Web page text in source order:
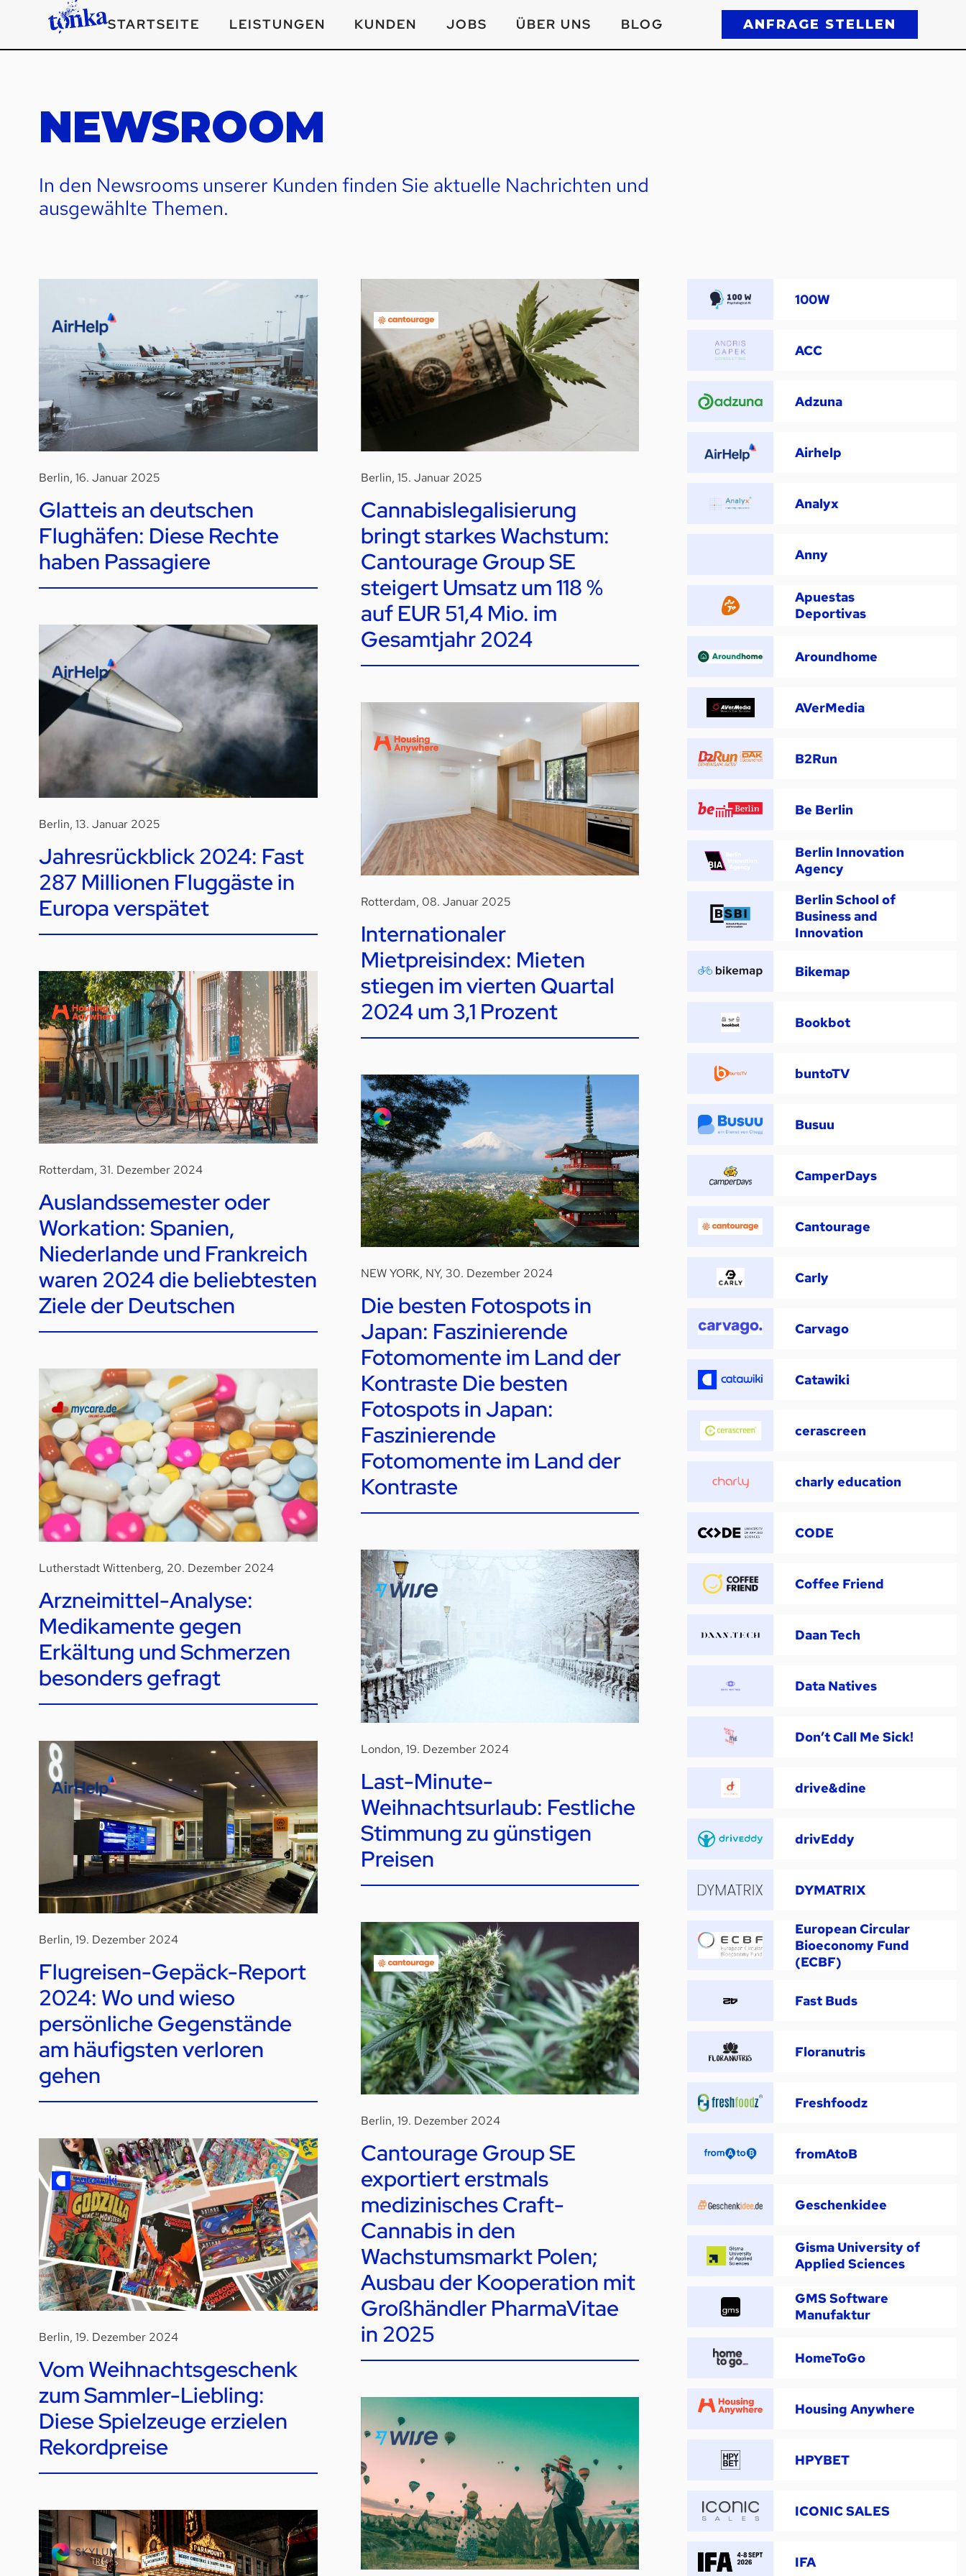
STARTSEITE LEISTUNGEN KUNDEN JOBS ÜBER UNS BLOG ANFRAGE STELLEN
NEWSROOM
In den Newsrooms unserer Kunden finden Sie aktuelle Nachrichten und
ausgewählte Themen.
Berlin, 16. Januar 2025
Glatteis an deutschen
Flughäfen: Diese Rechte
haben Passagiere
Berlin, 15. Januar 2025
Cannabislegalisierung
bringt starkes Wachstum:
Cantourage Group SE
steigert Umsatz um 118 %
auf EUR 51,4 Mio. im
Gesamtjahr 2024
Berlin, 13. Januar 2025
Jahresrückblick 2024: Fast
287 Millionen Fluggäste in
Europa verspätet
Rotterdam, 08. Januar 2025
Internationaler
Mietpreisindex: Mieten
stiegen im vierten Quartal
2024 um 3,1 Prozent
Rotterdam, 31. Dezember 2024
Auslandssemester oder
Workation: Spanien,
Niederlande und Frankreich
waren 2024 die beliebtesten
Ziele der Deutschen
NEW YORK, NY, 30. Dezember 2024
Die besten Fotospots in
Japan: Faszinierende
Fotomomente im Land der
Kontraste Die besten
Fotospots in Japan:
Faszinierende
Fotomomente im Land der
Kontraste
Lutherstadt Wittenberg, 20. Dezember 2024
Arzneimittel-Analyse:
Medikamente gegen
Erkältung und Schmerzen
besonders gefragt
London, 19. Dezember 2024
Last-Minute-
Weihnachtsurlaub: Festliche
Stimmung zu günstigen
Preisen
Berlin, 19. Dezember 2024
Flugreisen-Gepäck-Report
2024: Wo und wieso
persönliche Gegenstände
am häufigsten verloren
gehen
Berlin, 19. Dezember 2024
Cantourage Group SE
exportiert erstmals
medizinisches Craft-
Cannabis in den
Wachstumsmarkt Polen;
Ausbau der Kooperation mit
Großhändler PharmaVitae
in 2025
Berlin, 19. Dezember 2024
Vom Weihnachtsgeschenk
zum Sammler-Liebling:
Diese Spielzeuge erzielen
Rekordpreise
100W
ACC
Adzuna
Airhelp
Analyx
Anny
Apuestas
Deportivas
Aroundhome
AVerMedia
B2Run
Be Berlin
Berlin Innovation
Agency
Berlin School of
Business and
Innovation
Bikemap
Bookbot
buntoTV
Busuu
CamperDays
Cantourage
Carly
Carvago
Catawiki
cerascreen
charly education
CODE
Coffee Friend
Daan Tech
Data Natives
Don’t Call Me Sick!
drive&dine
drivEddy
DYMATRIX
European Circular
Bioeconomy Fund
(ECBF)
Fast Buds
Floranutris
Freshfoodz
fromAtoB
Geschenkidee
Gisma University of
Applied Sciences
GMS Software
Manufaktur
HomeToGo
Housing Anywhere
HPYBET
ICONIC SALES
IFA